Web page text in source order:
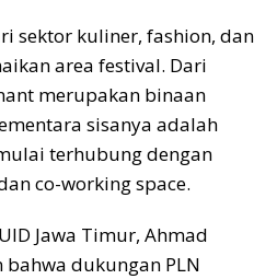
sektor kuliner, fashion, dan
area festival. Dari
merupakan binaan
sisanya adalah
terhubung dengan
co-working space.
Jawa Timur, Ahmad
dukungan PLN